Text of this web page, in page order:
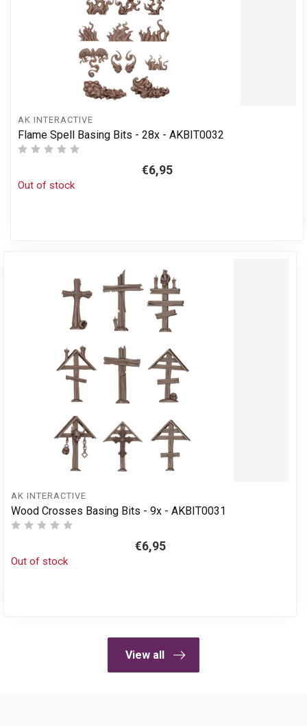
AK INTERACTIVE
Flame Spell Basing Bits - 28x - AKBIT0032
€6,95
Out of stock
AK INTERACTIVE
Wood Crosses Basing Bits - 9x - AKBIT0031
€6,95
Out of stock
View all